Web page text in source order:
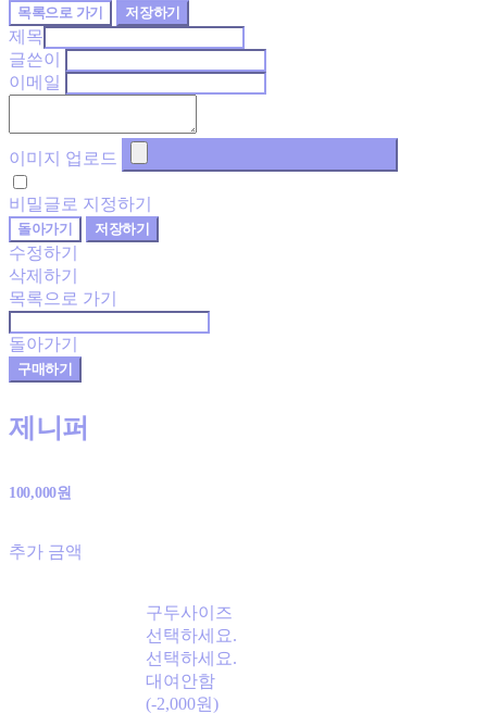
목록으로 가기 저장하기
제목
글쓴이
이메일
이미지 업로드
비밀글로 지정하기
돌아가기 저장하기
수정하기
삭제하기
목록으로 가기
돌아가기
구매하기
제니퍼
100,000원
추가 금액
구두사이즈
선택하세요.
선택하세요.
대여안함
(-2,000원)